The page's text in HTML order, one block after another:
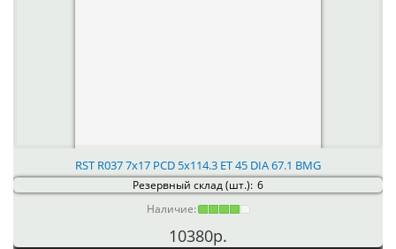
RST R037 7x17 PCD 5x114.3 ET 45 DIA 67.1 BMG
Резервный склад (шт.): 6
Наличие:
10380р.